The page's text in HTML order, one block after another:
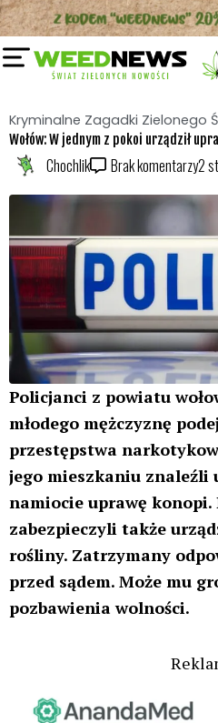
Przejdź
do
treści
Kryminalne Zagadki Zielonego
Wołów: W jednym z pokoi urządził
Chochlik Brak komentarzy2
Policjanci z powiatu
młodego mężczyznę
przestępstwa
jego mieszkaniu znaleźli
namiocie uprawę konopi.
zabezpieczyli także
rośliny. Zatrzymany
przed sądem. Może mu
pozbawienia wolności.